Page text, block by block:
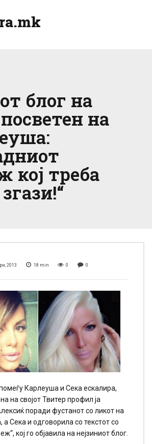
блог на
на
кој треба
2013 18 min 0 0
Карлеуша и Сека ескалира,
на својот Твитер профил ја
поради фустанот со ликот на
а Сека и одговорила со текстот со
кој го објавила на нејзиниот блог.